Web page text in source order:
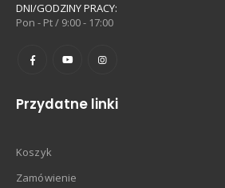
DNI/GODZINY PRACY:
Pon - Pt / 9:00 - 17:00
Przydatne linki
Koszyk
Zamówienie